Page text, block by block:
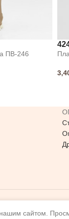
ПВ-246
42
сайтом.